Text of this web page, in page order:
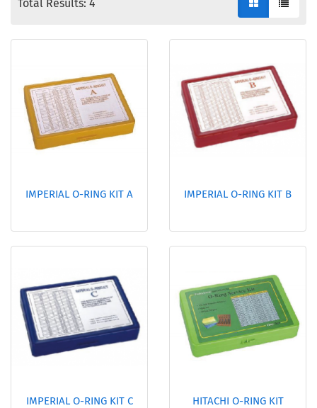
Total Results: 4
IMPERIAL O-RING KIT A IMPERIAL O-RING KIT B
IMPERIAL O-RING KIT C HITACHI O-RING KIT